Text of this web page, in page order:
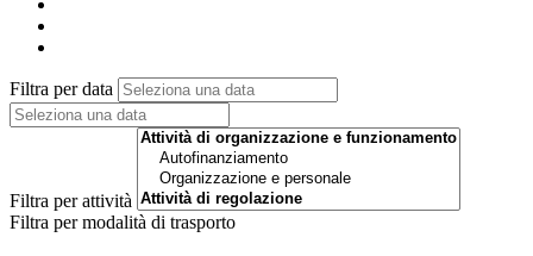
Filtra per data
Filtra per attività
Filtra per modalità di trasporto